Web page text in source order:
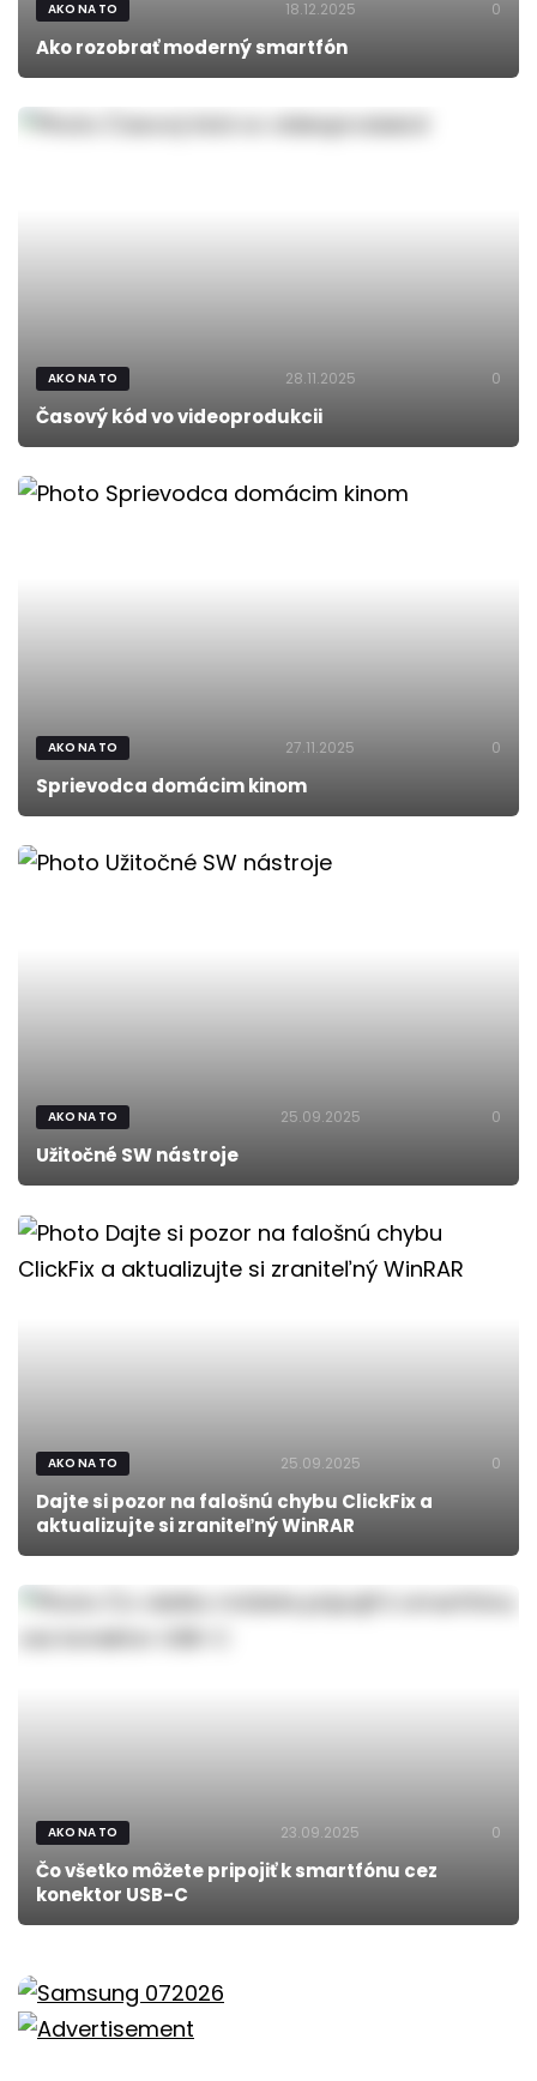
AKO NA TO 18.12.2025 0
Ako rozobrať moderný smartfón
AKO NA TO 28.11.2025 0
Časový kód vo videoprodukcii
AKO NA TO 27.11.2025 0
Sprievodca domácim kinom
AKO NA TO 25.09.2025 0
Užitočné SW nástroje
AKO NA TO 25.09.2025 0
Dajte si pozor na falošnú chybu ClickFix a
aktualizujte si zraniteľný WinRAR
AKO NA TO 23.09.2025 0
Čo všetko môžete pripojiť k smartfónu cez
konektor USB-C